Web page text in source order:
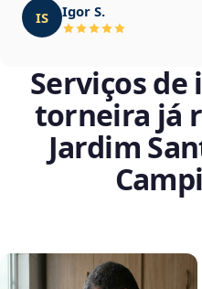
IS Igor S.
Serviços de
torneira já
Jardim